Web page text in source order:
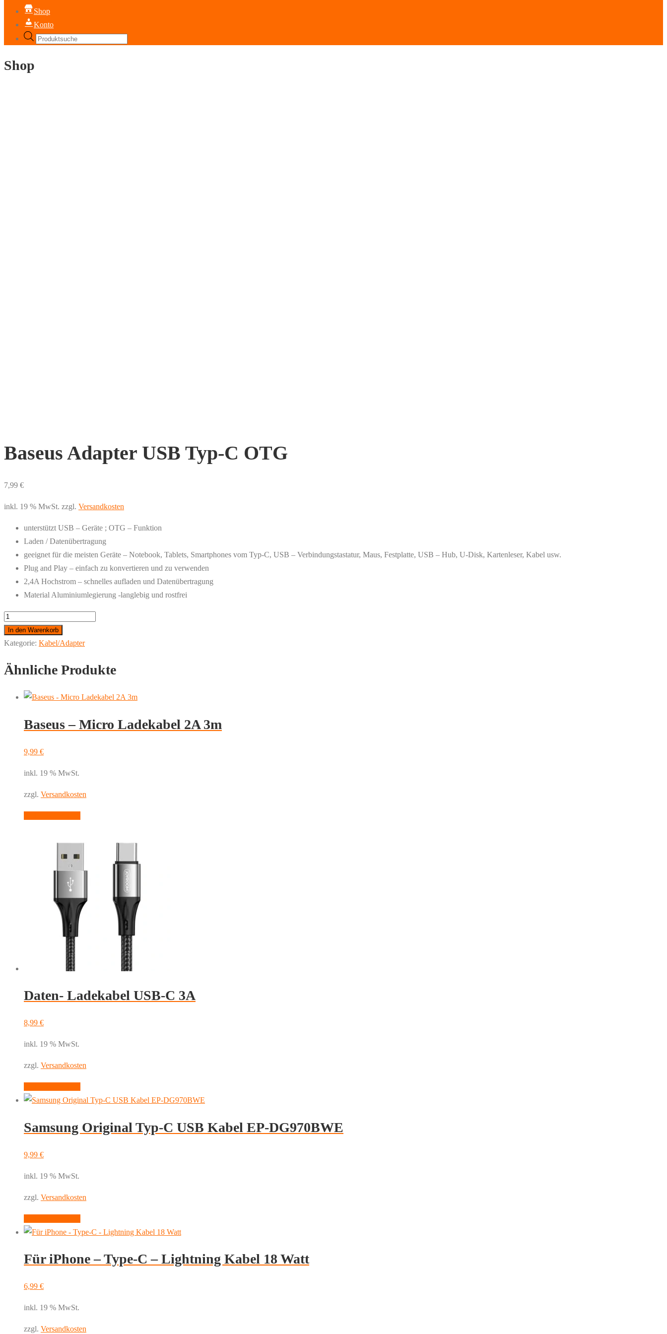
Shop
Konto
Products
Shop
Baseus Adapter USB Typ-C OTG
7,99 €
inkl. 19 % MwSt. zzgl. Versandkosten
unterstützt USB – Geräte ; OTG – Funktion
Laden / Datenübertragung
geeignet für die meisten Geräte – Notebook, Tablets, Smartphones vom Typ-C, USB – Verbindungstastatur, Maus, Festplatte, USB – Hub, U-Disk, Kartenleser, Kabel usw.
Plug and Play – einfach zu konvertieren und zu verwenden
2,4A Hochstrom – schnelles aufladen und Datenübertragung
Material Aluminiumlegierung -langlebig und rostfrei
Baseus
Adapter
USB
C
Menge
In den Warenkorb
Kategorie: Kabel/Adapter
Ähnliche Produkte
Baseus – Micro Ladekabel 2A 3m
9,99 €
inkl. 19 % MwSt.
zzgl. Versandkosten
Daten- Ladekabel USB-C 3A
8,99 €
inkl. 19 % MwSt.
zzgl. Versandkosten
Samsung Original Typ-C USB Kabel EP-DG970BWE
9,99 €
inkl. 19 % MwSt.
zzgl. Versandkosten
Für iPhone – Type-C – Lightning Kabel 18 Watt
6,99 €
inkl. 19 % MwSt.
zzgl. Versandkosten